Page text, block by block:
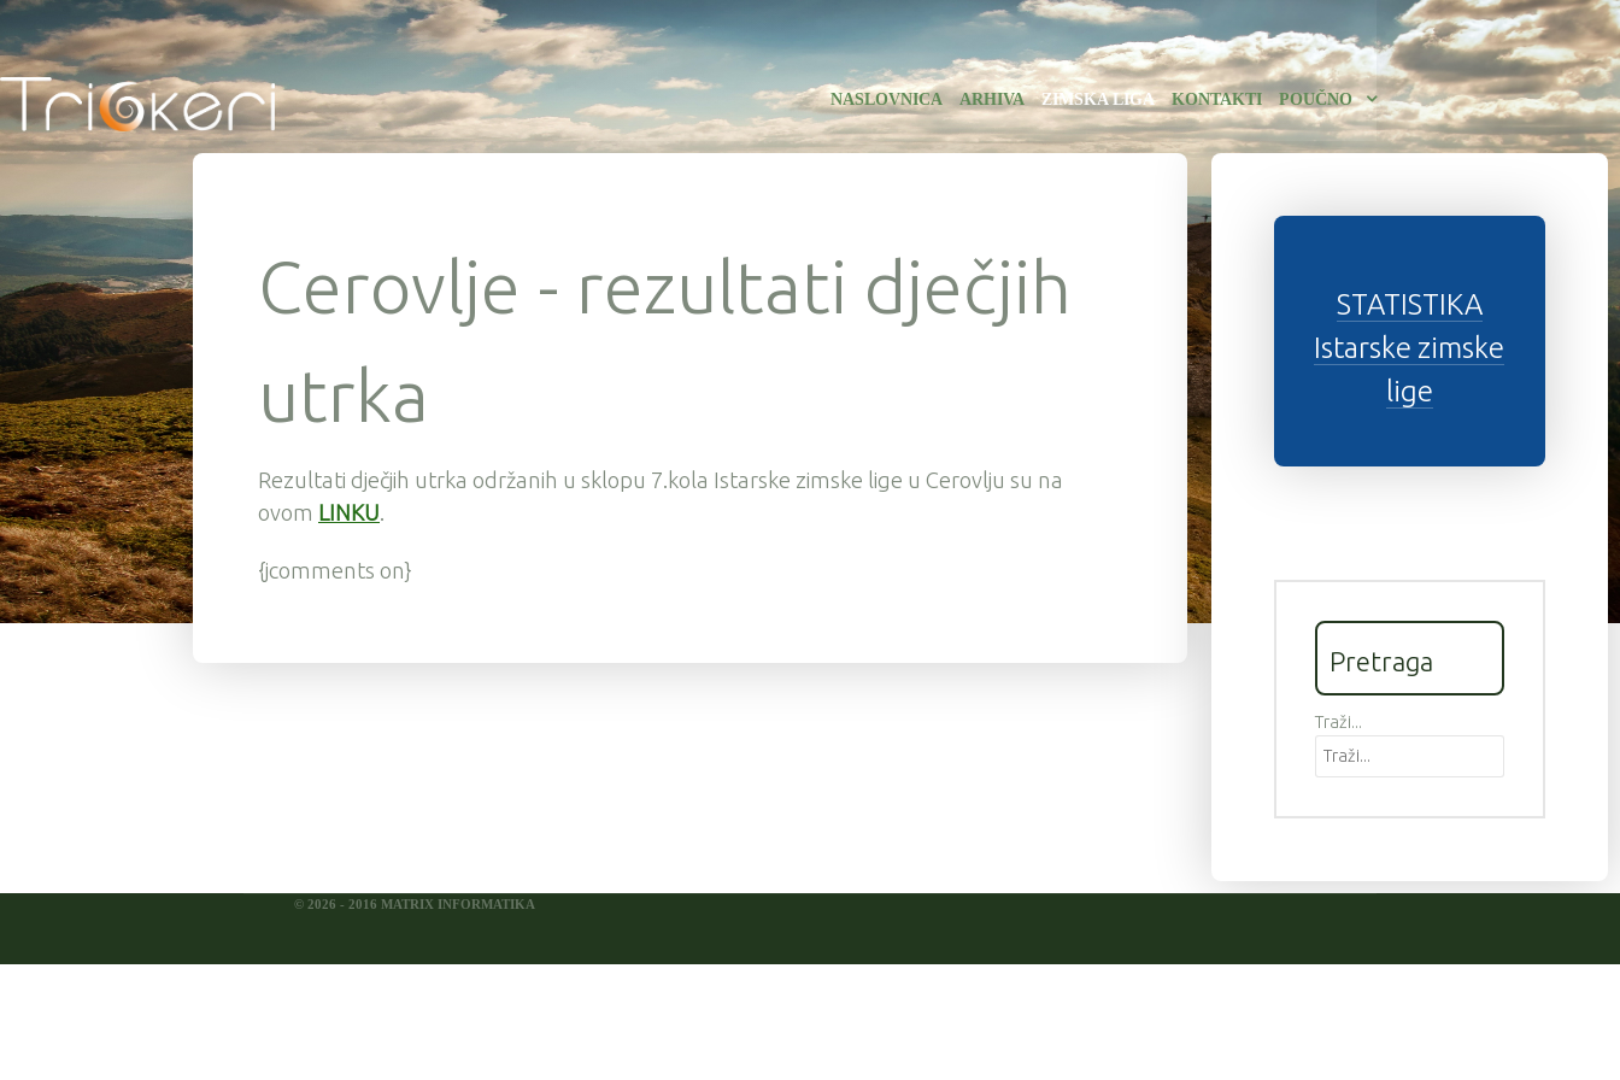
NASLOVNICA ARHIVA ZIMSKA LIGA KONTAKTI POUČNO
Cerovlje - rezultati dječjih
utrka
Rezultati dječjih utrka održanih u sklopu 7.kola Istarske zimske lige u Cerovlju su na
ovom LINKU.
{jcomments on}
STATISTIKA
Istarske zimske
lige
Pretraga
Traži...
© 2026 - 2016 MATRIX INFORMATIKA